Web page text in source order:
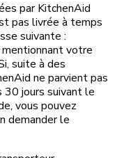
par KitchenAid
pas livrée à temps
suivante :
votre
suite à des
ne parvient pas
30 jours suivant le
vous pouvez
demander le